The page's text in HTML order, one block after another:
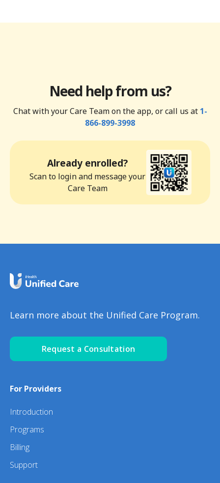
Need help from us?
Chat with your Care Team on the app, or call us at 1-
866-899-3998
Already enrolled?
Scan to login and message your
Care Team
Learn more about the Unified Care Program.
Request a Consultation
For Providers
Introduction
Programs
Billing
Support